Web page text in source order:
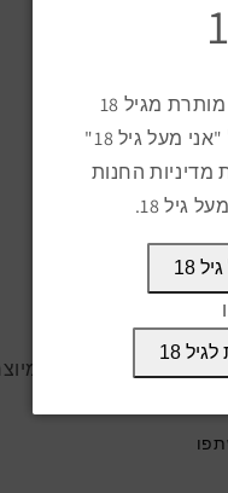
גלישה באתר זה מותרת מגיל 18
בלבד. בלחיצה על "אני מעל גיל 18"
החנות
גיל 18.
18
18
טורו
שייד
יום עסקים
החנות